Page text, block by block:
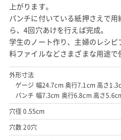
上がります。
パンチに付いている紙押さえで
ら、4回穴あけを行えば完成。
学生のノート作り、主婦のレシ
料ファイルなどさまざまな用途で
外形寸法
ゲージ 幅24.7cm 奥行7.1cm 高さ
パンチ 幅7.3cm 奥行6.8cm 高さ
穴径 0.55cm
穴数 20穴